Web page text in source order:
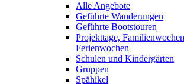
Alle Angebote
Geführte Wanderungen
Geführte Bootstouren
Projekttage,
Ferienwochen
Schulen und Kindergärten
Gruppen
Spähikel